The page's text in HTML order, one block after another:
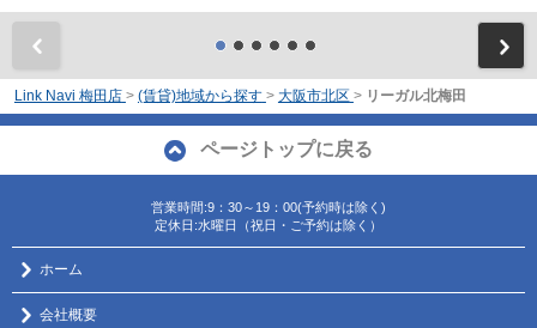
Link Navi 梅田店 > (賃貸)地域から探す > 大阪市北区 > リーガル北梅田
ページトップに戻る
営業時間:9：30～19：00(予約時は除く)
定休日:水曜日（祝日・ご予約は除く）
ホーム
会社概要